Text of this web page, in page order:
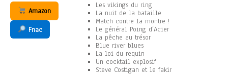
Amazon
Fnac
Les vikings du ring
La nuit de la bataille
Match contre la montre !
Le général Poing d’Acier
La pêche au trésor
Blue river blues
La loi du requin
Un cocktail explosif
Steve Costigan et le fakir